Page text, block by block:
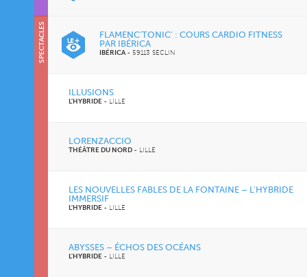
FLAMENC’TONIC’ : COURS CARDIO FITNESS
PAR IBÉRICA
IBÉRICA- 59113 SECLIN
ILLUSIONS
L'HYBRIDE - LILLE
LORENZACCIO
THÉÂTRE DU NORD - LILLE
LES NOUVELLES FABLES DE LA FONTAINE – L’HYBRIDE
IMMERSIF
L'HYBRIDE - LILLE
ABYSSES – ÉCHOS DES OCÉANS
L'HYBRIDE - LILLE
SPECTACLES